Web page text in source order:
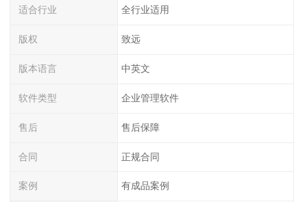
适合行业 全行业适用
版权 致远
版本语言 中英文
软件类型 企业管理软件
售后 售后保障
合同 正规合同
案例 有成品案例